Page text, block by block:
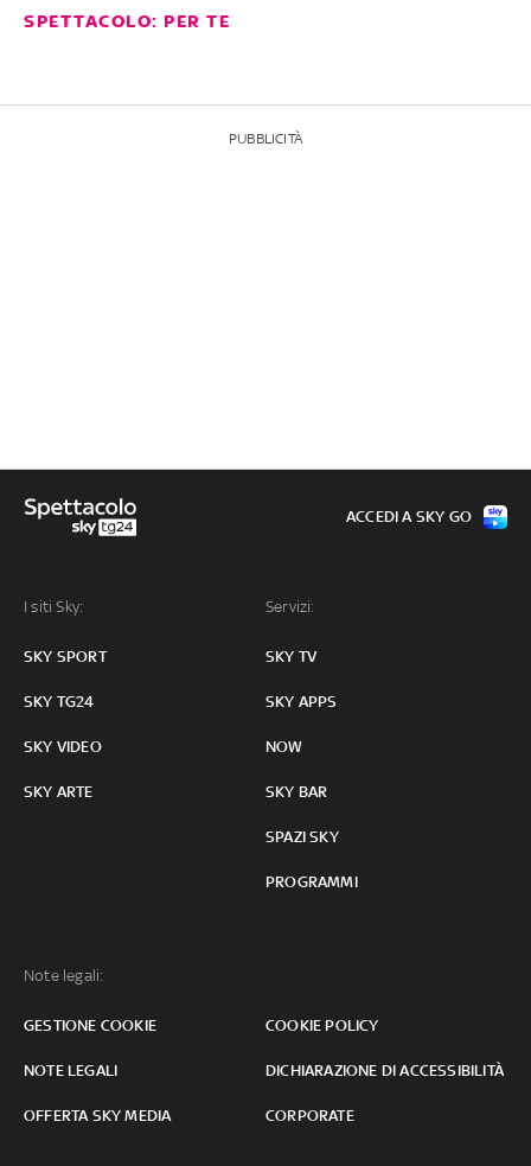
SPETTACOLO: PER TE
PUBBLICITÀ
I siti Sky:
SKY SPORT
SKY TG24
SKY VIDEO
SKY ARTE
Servizi:
SKY TV
SKY APPS
NOW
SKY BAR
SPAZI SKY
PROGRAMMI
Note legali:
GESTIONE COOKIE COOKIE POLICY
NOTE LEGALI DICHIARAZIONE DI ACCESSIBILITÀ
OFFERTA SKY MEDIA CORPORATE
ACCEDI A SKY GO